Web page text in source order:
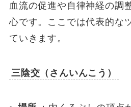
血流の促進や自律神経の調
心です。ここでは代表的な
ていきます。
三陰交（さんいんこう）